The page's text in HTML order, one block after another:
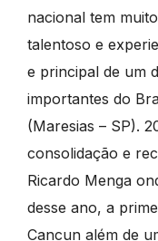
nacional tem
talentoso e
e principal de um
importantes do
(Maresias – SP).
consolidação e
Ricardo Menga
desse ano, a
Cancun além de